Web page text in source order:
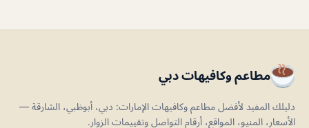
مطاعم وكافيهات دبي
دليلك المفيد لأفضل مطاعم وكافيهات الإمارات: دبي، أبوظبي، الشارقة —
الأسعار، المنيو، المواقع، أرقام التواصل وتقييمات الزوار.